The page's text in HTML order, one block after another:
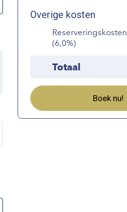
Overige kosten
Reserveringskosten
(6,0%)
Totaal
Boek nu!